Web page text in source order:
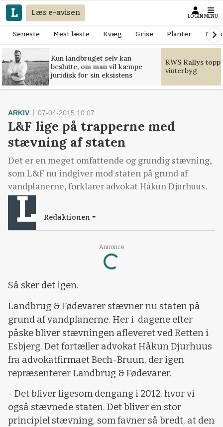
Læs e-avisen LOGIN MENU
Seneste Mest læste Kvæg Grise Planter
Kun landbruget selv kan
beslutte, om man vil kæmpe
juridisk for sin eksistens
KWS Rallys
vinterbyg
Annonce
Loading...
ARKIV 07-04-2015 10:07
L&F lige på trapperne med
stævning af staten
Det er en meget omfattende og grundig stævning,
som L&F nu indgiver mod staten på grund af
vandplanerne, forklarer advokat Håkun Djurhuus.
Redaktionen
Så sker det igen.
Landbrug & Fødevarer stævner nu staten på
grund af vandplanerne. Her i dagene efter
påske bliver stævningen afleveret ved Retten i
Esbjerg. Det fortæller advokat Håkun Djurhuus
fra advokatfirmaet Bech-Bruun, der igen
repræsenterer Landbrug & Fødevarer.
- Det bliver ligesom dengang i 2012, hvor vi
også stævnede staten. Det bliver en stor
principiel stævning, som favner så bredt, at den